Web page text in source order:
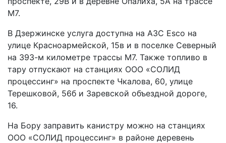
М7.
В Дзержинске услуга доступна на АЗС Esco на
улице Красноармейской, 15в и в поселке Северный
на 393-м километре трассы М7. Также топливо в
тару отпускают на станциях ООО «СОЛИД
процессинг» на проспекте Чкалова, 60, улице
Терешковой, 56б и Заревской объездной дороге,
16.
На Бору заправить канистру можно на станциях
ООО «СОЛИД процессинг» в районе деревень